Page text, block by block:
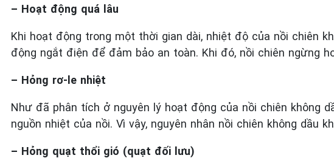
– Hoạt động quá lâu
Khi hoạt động trong một thời gian dài, nhiệt độ của nồi chiên
động ngắt điện để đảm bảo an toàn. Khi đó, nồi chiên ngừng
– Hỏng rơ-le nhiệt
Như đã phân tích ở nguyên lý hoạt động của nồi chiên không
nguồn nhiệt của nồi. Vì vậy, nguyên nhân nồi chiên không dầu
– Hỏng quạt thổi gió (quạt đối lưu)